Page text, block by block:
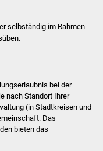
selbständig im Rahmen
bei der
nach Standort Ihrer
(in Stadtkreisen und
Das
bieten das